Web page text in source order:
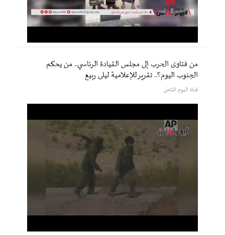
من فتاوى الحرب إلى مجلس القيادة الرئاسي.. من يحكم
الجنوب اليوم؟.. تقرير للإعلامية ليلى ربيع
قناة اليوم الثامن